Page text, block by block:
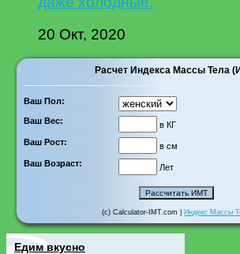
20 Окт, 2020
Расчет Индекса Массы Тела
Ваш Пол:
Ваш Вес:
в КГ
Ваш Рост:
в см
Ваш Возраст:
Лет
(c) Calculator-IMT.com | Индекс Массы
Едим вкусно